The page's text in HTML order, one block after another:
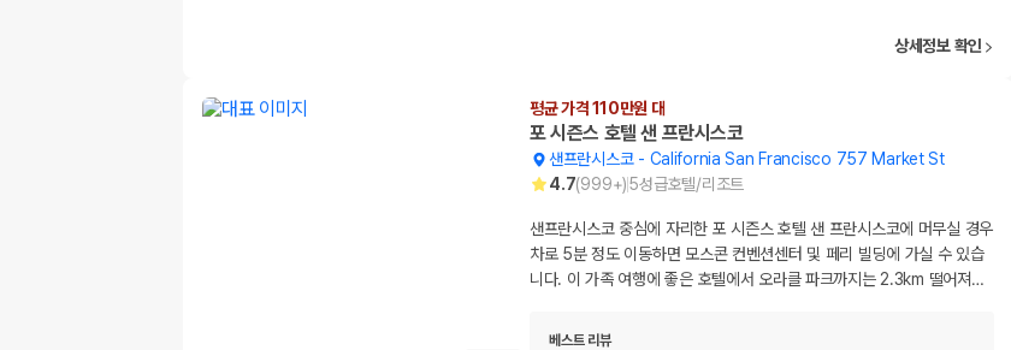
상세정보 확인
평균 가격 110만원 대
포 시즌스 호텔 샌 프란시스코
샌프란시스코- California San Francisco 757 Market St
4.7(999+)5성급호텔/리조트
샌프란시스코 중심에 자리한 포 시즌스 호텔 샌 프란시스코에 머무실 경우
차로 5분 정도 이동하면 모스콘 컨벤션센터 및 페리 빌딩에 가실 수 있습
니다. 이 가족 여행에 좋은 호텔에서 오라클 파크까지는 2.3km 떨어져…
베스트 리뷰